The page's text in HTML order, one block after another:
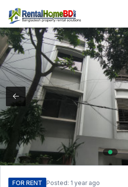
FOR RENT Posted: 1 year ago